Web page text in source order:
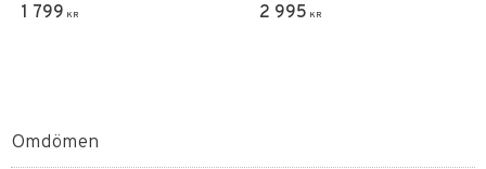
Omdömen
1 799 KR 2 995 KR